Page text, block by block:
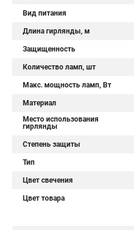
Вид питания
Длина гирлянды, м
Защищенность
Количество ламп, шт
Макс. мощность ламп, Вт
Материал
Место использования
гирлянды
Степень защиты
Тип
Цвет свечения
Цвет товара